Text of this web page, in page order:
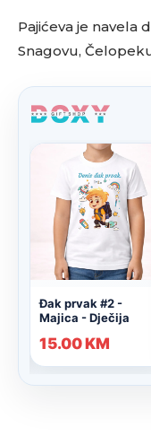
Pajićeva je navela
Snagovu,